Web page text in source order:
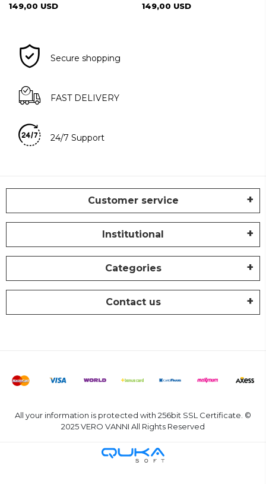
149,00 USD 149,00 USD
Secure shopping
FAST DELIVERY
24/7 Support
Customer service
Institutional
Categories
Contact us
All your information is protected with 256bit SSL Certificate. ©
2025 VERO VANNI All Rights Reserved